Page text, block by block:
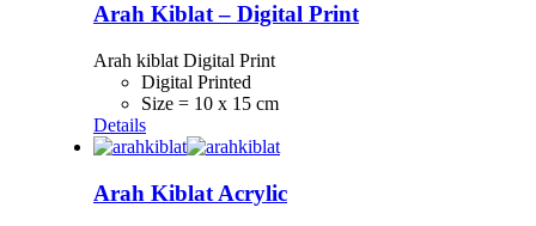
Arah Kiblat – Digital Print
Arah kiblat Digital Print
Digital Printed
Size = 10 x 15 cm
Details
Arah Kiblat Acrylic